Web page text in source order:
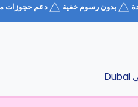
بدون رسوم خفية دعم حجوزات
Dubai